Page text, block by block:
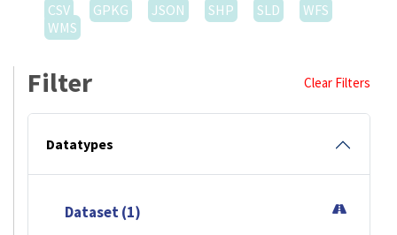
CSV
GPKG JSON SHP SLD
WFS
WMS
Filter Clear Filters
Datatypes
Dataset (1)